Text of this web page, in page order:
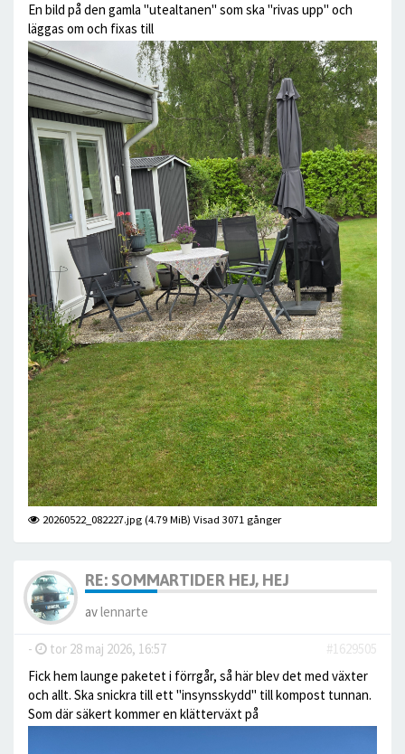
En bild på den gamla "utealtanen" som ska "rivas upp" och
läggas om och fixas till
20260522_082227.jpg (4.79 MiB) Visad 3071 gånger
RE: SOMMARTIDER HEJ, HEJ
avlennarte
- tor 28 maj 2026, 16:57
#1629505
Fick hem launge paketet i förrgår, så här blev det med växter
och allt. Ska snickra till ett "insynsskydd" till kompost tunnan.
Som där säkert kommer en klätterväxt på